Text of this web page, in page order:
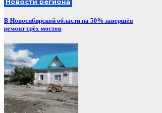
В Новосибирской области на 50% завершён
ремонт трёх мостов